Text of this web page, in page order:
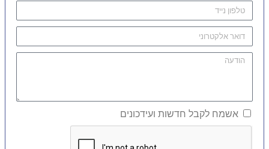
אשמח לקבל חדשות ועידכונים